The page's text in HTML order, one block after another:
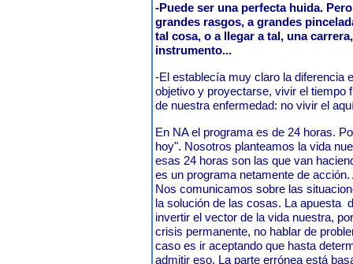
-Puede ser una perfecta huida.
grandes rasgos, a grandes
tal cosa, o a llegar a tal, una
instrumento...
-El establecía muy claro la diferencia
objetivo y proyectarse, vivir el tiempo
de nuestra enfermedad: no vivir
En NA el programa es de 24 horas.
hoy". Nosotros planteamos la vida
esas 24 horas son las que van
es un programa netamente de
Nos comunicamos sobre las
la solución de las cosas. La apuesta
invertir el vector de la vida nuestra,
crisis permanente, no hablar de
caso es ir aceptando que hasta
admitir eso. La parte errónea está